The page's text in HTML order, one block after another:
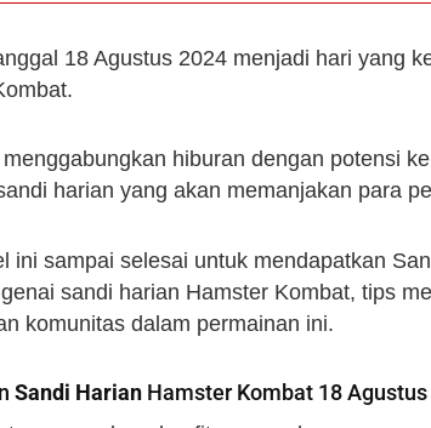
18 Agustus 2024 menjadi hari yang
hiburan dengan potensi
harian yang akan memanjakan para
ini sampai selesai untuk mendapatkan
sandi harian Hamster Kombat, tips
komunitas dalam permainan ini.
Sandi Harian Hamster Kombat 18